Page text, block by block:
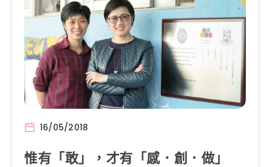
16/05/2018
惟有「敢」，才有「感．創．做」